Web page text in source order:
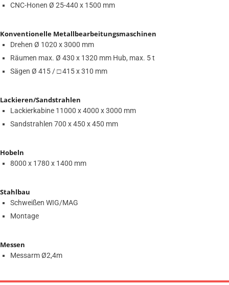
CNC-Honen Ø 25-440 x 1500 mm
Konventionelle Metallbearbeitungsmaschinen
Drehen Ø 1020 x 3000 mm
Räumen max. Ø 430 x 1320 mm Hub, max. 5 t
Sägen Ø 415 / □ 415 x 310 mm
Lackieren/Sandstrahlen
Lackierkabine 11000 x 4000 x 3000 mm
Sandstrahlen 700 x 450 x 450 mm
Hobeln
8000 x 1780 x 1400 mm
Stahlbau
Schweißen WIG/MAG
Montage
Messen
Messarm Ø2,4m